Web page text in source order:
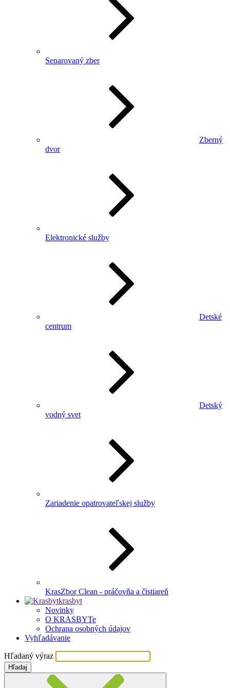
Separovaný zber
Zberný
dvor
Elektronické služby
Detské
centrum
Detský
vodný svet
Zariadenie opatrovateľskej služby
KrasZbor Clean - práčovňa a čistiareň
krasbyt
Novinky
O KRASBYTe
Ochrana osobných údajov
Vyhľadávanie
Hľadaný výraz
Hľadaj